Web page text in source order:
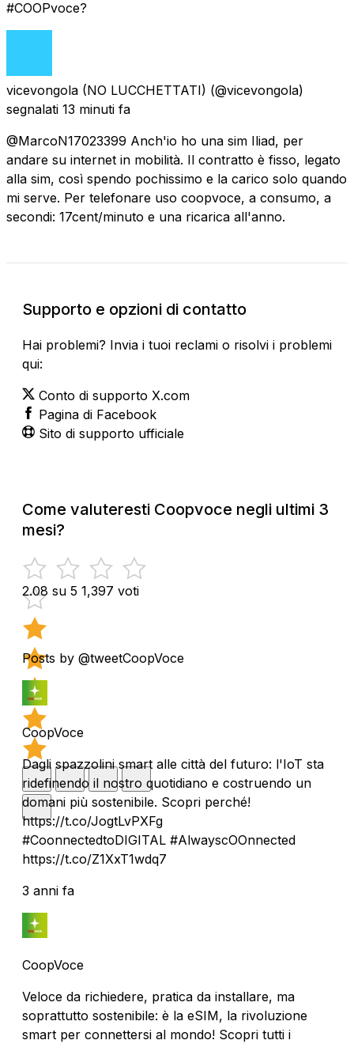
#COOPvoce?
vicevongola (NO LUCCHETTATI) (@vicevongola)
segnalati 13 minuti fa
@MarcoN17023399 Anch'io ho una sim Iliad, per
andare su internet in mobilità. Il contratto è fisso, legato
alla sim, così spendo pochissimo e la carico solo quando
mi serve. Per telefonare uso coopvoce, a consumo, a
secondi: 17cent/minuto e una ricarica all'anno.
Supporto e opzioni di contatto
Hai problemi? Invia i tuoi reclami o risolvi i problemi
qui:
Conto di supporto X.com
Pagina di Facebook
Sito di supporto ufficiale
Come valuteresti Coopvoce negli ultimi 3
mesi?
2.08 su 5 1,397 voti
Posts by @tweetCoopVoce
CoopVoce
Dagli spazzolini smart alle città del futuro: l'IoT sta
ridefinendo il nostro quotidiano e costruendo un
domani più sostenibile. Scopri perché!
https://t.co/JogtLvPXFg
#CoonnectedtoDIGITAL #AlwayscOOnnected
https://t.co/Z1XxT1wdq7
3 anni fa
CoopVoce
Veloce da richiedere, pratica da installare, ma
soprattutto sostenibile: è la eSIM, la rivoluzione
smart per connettersi al mondo! Scopri tutti i